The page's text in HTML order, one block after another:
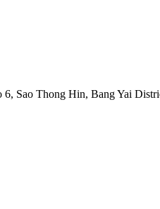
6, Sao Thong Hin, Bang Yai